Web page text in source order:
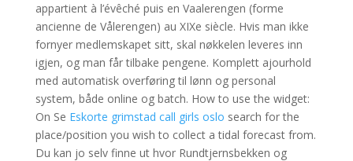
appartient à l’évêché puis en Vaalerengen (forme
ancienne de Vålerengen) au XIXe siècle. Hvis man ikke
fornyer medlemskapet sitt, skal nøkkelen leveres inn
igjen, og man får tilbake pengene. Komplett ajourhold
med automatisk overføring til lønn og personal
system, både online og batch. How to use the widget:
On Se Eskorte grimstad call girls oslo search for the
place/position you wish to collect a tidal forecast from.
Du kan jo selv finne ut hvor Rundtjernsbekken og